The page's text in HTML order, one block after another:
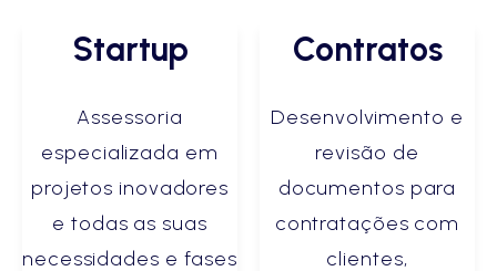
Startup
Assessoria
especializada em
projetos inovadores
e todas as suas
necessidades e fases
Contratos
Desenvolvimento e
revisão de
documentos para
contratações com
clientes,